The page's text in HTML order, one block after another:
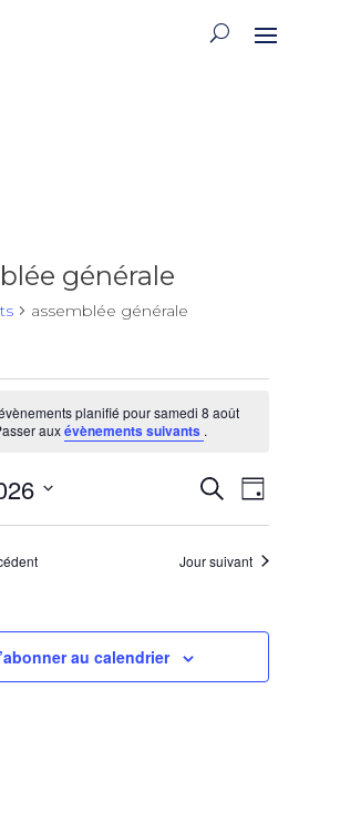
générale
assemblée générale
planifié pour samedi 8 août
auxévènements suivants .
de
Recherche
de
vues
Jour
Jour suivant
au calendrier